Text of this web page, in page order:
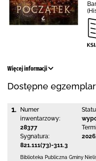
Więcej informacji
Dostępne
1.
Numer
inwentarzowy:
28377
Sygnatura:
821.111(73)-311.3
Biblioteka Publiczna Gminy